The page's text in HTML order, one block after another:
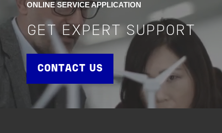
ONLINE SERVICE APPLICATION
GET EXPERT SUPPORT
CONTACT US